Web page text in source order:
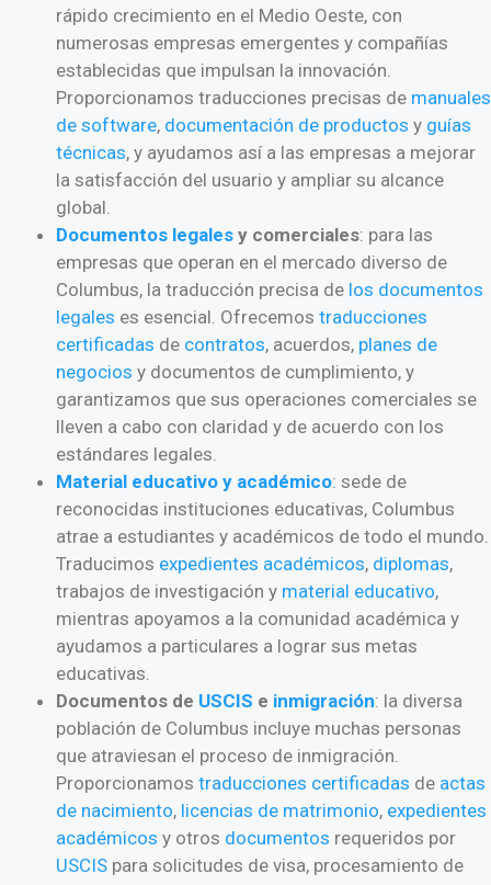
rápido crecimiento en el Medio Oeste, con
numerosas empresas emergentes y compañías
establecidas que impulsan la innovación.
Proporcionamos traducciones precisas de manuales
de software, documentación de productos y guías
técnicas, y ayudamos así a las empresas a mejorar
la satisfacción del usuario y ampliar su alcance
global.
Documentos legales y comerciales: para las
empresas que operan en el mercado diverso de
Columbus, la traducción precisa de los documentos
legales es esencial. Ofrecemos traducciones
certificadas de contratos, acuerdos, planes de
negocios y documentos de cumplimiento, y
garantizamos que sus operaciones comerciales se
lleven a cabo con claridad y de acuerdo con los
estándares legales.
Material educativo y académico: sede de
reconocidas instituciones educativas, Columbus
atrae a estudiantes y académicos de todo el mundo.
Traducimos expedientes académicos, diplomas,
trabajos de investigación y material educativo,
mientras apoyamos a la comunidad académica y
ayudamos a particulares a lograr sus metas
educativas.
Documentos de USCIS e inmigración: la diversa
población de Columbus incluye muchas personas
que atraviesan el proceso de inmigración.
Proporcionamos traducciones certificadas de actas
de nacimiento, licencias de matrimonio, expedientes
académicos y otros documentos requeridos por
USCIS para solicitudes de visa, procesamiento de